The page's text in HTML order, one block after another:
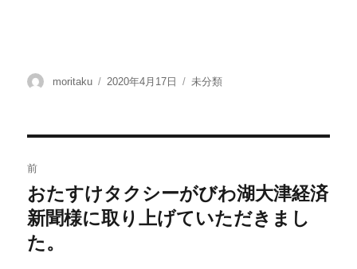
moritaku 2020年4月17日 未分類
前
おたすけタクシーがびわ湖大津経済
新聞様に取り上げていただきまし
た。